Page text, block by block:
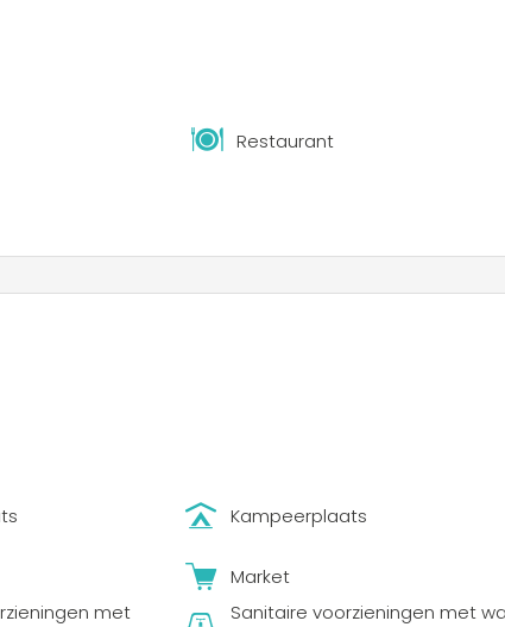
Restaurant
Kampeerplaats
Market
met
Sanitaire voorzieningen met